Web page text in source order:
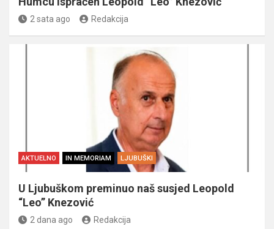
2 sata ago Redakcija
AKTUELNO IN MEMORIAM LJUBUŠKI
U Ljubuškom preminuo naš susjed Leopold
“Leo” Knezović
2 dana ago Redakcija